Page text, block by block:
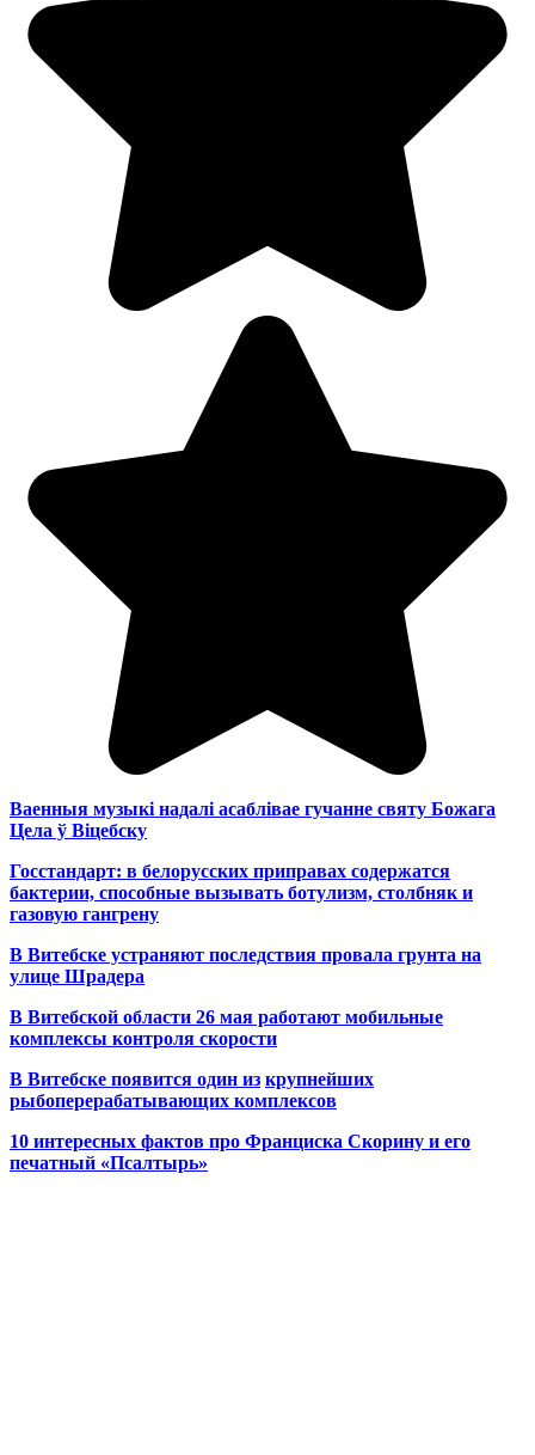
Ваенныя музыкі надалі асаблівае гучанне святу Божага
Цела ў Віцебску
Госстандарт: в белорусских приправах содержатся
бактерии, способные вызывать ботулизм, столбняк и
газовую гангрену
В Витебске устраняют последствия провала грунта на
улице Шрадера
В Витебской области 26 мая работают мобильные
комплексы контроля скорости
В Витебске появится один из крупнейших
рыбоперерабатывающих комплексов
10 интересных фактов про Франциска Скорину и его
печатный «Псалтырь»